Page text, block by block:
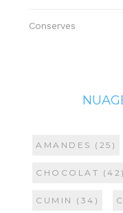
Conserves
AMANDES (25)
CHOCOLAT (42)
CUMIN (34)